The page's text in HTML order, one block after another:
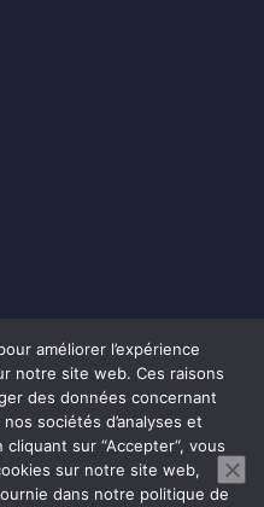
améliorer l’expérience
notre site web. Ces raisons
des données concernant
sociétés d’analyses et
sur “Accepter“, vous
sur notre site web,
dans notre politique de